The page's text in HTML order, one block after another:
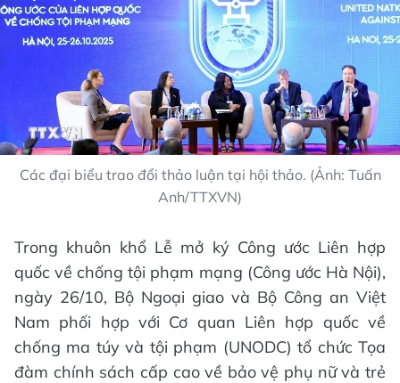
Các đại biểu trao đổi thảo luận tại hội thảo. (Ảnh: Tuấn
Anh/TTXVN)
Trong khuôn khổ Lễ mở ký Công ước Liên hợp
quốc về chống tội phạm mạng (Công ước Hà Nội),
ngày 26/10, Bộ Ngoại giao và Bộ Công an Việt
Nam phối hợp với Cơ quan Liên hợp quốc về
chống ma túy và tội phạm (UNODC) tổ chức Tọa
đàm chính sách cấp cao về bảo vệ phụ nữ và trẻ